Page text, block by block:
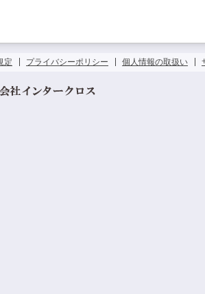
定 プライバシーポリシー 個人情報の取扱い